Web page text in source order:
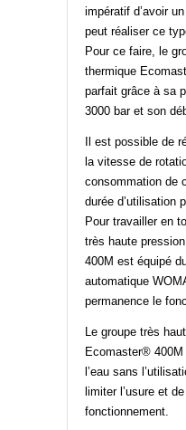
impératif d’avoir
peut réaliser ce
Pour ce faire, le
thermique
parfait grâce à sa
3000 bar et son
Il est possible de
la vitesse de
consommation de
durée d’utilisation
Pour travailler en
très haute
400M est équipé
automatique
permanence le
Le groupe très
Ecomaster®
l’eau sans
limiter l’usure et
fonctionnement.